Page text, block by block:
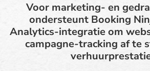
Voor marketing- en
ondersteunt Booking
Analytics-integratie om
campagne-tracking af te